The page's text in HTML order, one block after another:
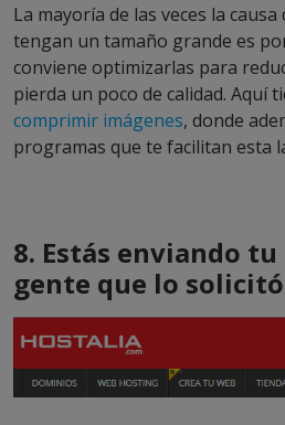
La mayoría de las veces la
tengan un tamaño grande es
conviene optimizarlas para
pierda un poco de calidad. Aquí
comprimir imágenes, donde
programas que te facilitan esta
8. Estás enviando
gente que lo solicitó